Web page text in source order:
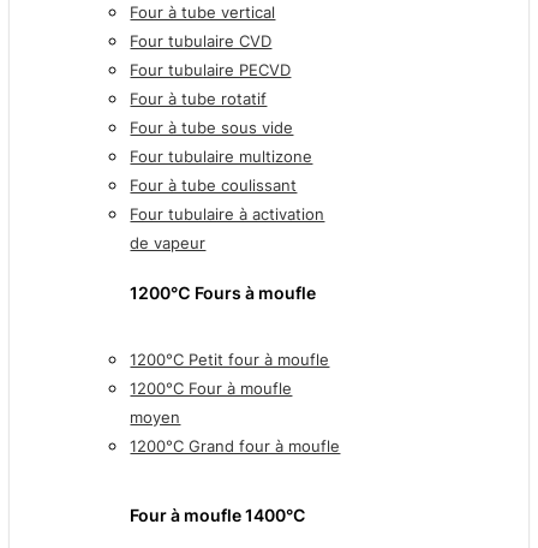
Four à tube vertical
Four tubulaire CVD
Four tubulaire PECVD
Four à tube rotatif
Four à tube sous vide
Four tubulaire multizone
Four à tube coulissant
Four tubulaire à activation
de vapeur
1200℃ Fours à moufle
1200°C Petit four à moufle
1200°C Four à moufle
moyen
1200°C Grand four à moufle
Four à moufle 1400°C